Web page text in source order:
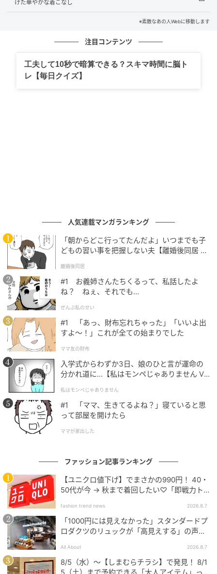
素敵なあの人Web
「ネックレスやリングなどはモノトーンを意識し
て、"黒”アイテムをメインに」。ホワイトコーデに合わ
せると小物なのに存在感があり、着こなしを洗練させ
ますね。
けた華やかな着こなし
※素敵なあの人Webに移動します
注目コンテンツ
工夫して10秒で暗算できる？スキマ時間に脳ト
レ【毎日クイズ】
人気連載マンガランキング
「朝からどこ行ってたんだよ」いつまでも子
どもの習い事を把握しない夫【離婚後同居 Vo
離婚後同居
#1 お義姉さんたちくるって、私話したよ
ね？ ねぇ、それでも…
ぜんぶ私のせい
#1 「あっ、財布忘れちゃった」「いいよ出
すよ〜！」これが全ての始まりでした
ママ友の財布
入学式からわずか3日、娘のひと言が運命の
分かれ道に…【私はモンペじゃありません Vo
私はモンペじゃありません
#1 「ママ、生きてるよね？」寝ていると思
って部屋を開けたら
ママが家出した
ファッション記事ランキング
【ユニクロ値下げ】でまさかの990円！ 40・
50代が今 → 秋まで着回したい♡「即戦力ト
fashion trend news 2026.8.7
「1000円には見えなかった」スタンダードプ
ロダクツのリュックが「高見えする」の声。
All About 2026.8.7
8/5（水）〜【しまむらチラシ】で発見！ 8/1